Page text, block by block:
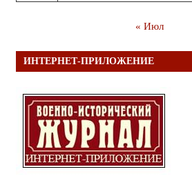
« Июл
ИНТЕРНЕТ-ПРИЛОЖЕНИЕ